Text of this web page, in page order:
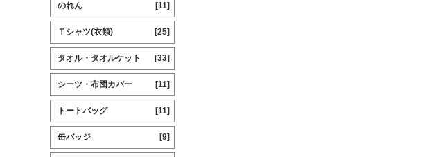
のれん [11]
Ｔシャツ(衣類) [25]
タオル・タオルケット [33]
シーツ・布団カバー [11]
トートバッグ [11]
缶バッジ [9]